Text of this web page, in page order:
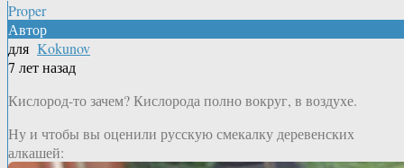
Proper
Автор
для Kokunov
7 лет назад
Кислород-то зачем? Кислорода полно вокруг, в воздухе.
Ну и чтобы вы оценили русскую смекалку деревенских
алкашей: